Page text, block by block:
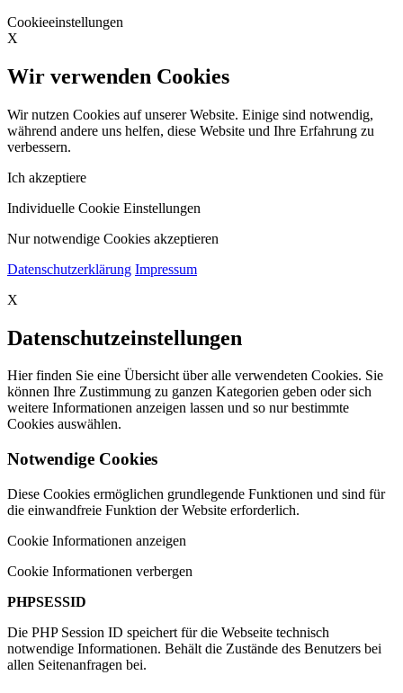
Cookieeinstellungen
X
Wir verwenden Cookies
Wir nutzen Cookies auf unserer Website. Einige sind notwendig,
während andere uns helfen, diese Website und Ihre Erfahrung zu
verbessern.
Ich akzeptiere
Individuelle Cookie Einstellungen
Nur notwendige Cookies akzeptieren
Datenschutzerklärung Impressum
X
Datenschutzeinstellungen
Hier finden Sie eine Übersicht über alle verwendeten Cookies. Sie
können Ihre Zustimmung zu ganzen Kategorien geben oder sich
weitere Informationen anzeigen lassen und so nur bestimmte
Cookies auswählen.
Notwendige Cookies
Diese Cookies ermöglichen grundlegende Funktionen und sind für
die einwandfreie Funktion der Website erforderlich.
Cookie Informationen anzeigen
Cookie Informationen verbergen
PHPSESSID
Die PHP Session ID speichert für die Webseite technisch
notwendige Informationen. Behält die Zustände des Benutzers bei
allen Seitenanfragen bei.